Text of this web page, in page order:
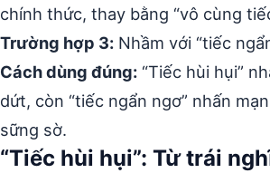
chính thức, thay bằng “vô cùng
Trường hợp 3: Nhầm với “tiếc
Cách dùng đúng: “Tiếc hùi hụi”
dứt, còn “tiếc ngẩn ngơ” nhấn
sững sờ.
“Tiếc hùi hụi”: Từ trái